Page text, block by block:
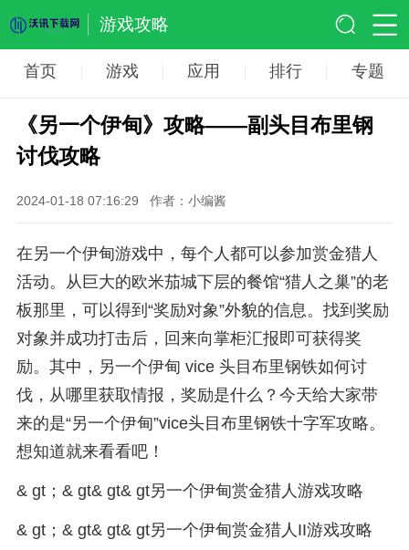
游戏攻略
首页 游戏 应用 排行 专题
《另一个伊甸》攻略——副头目布里钢
讨伐攻略
2024-01-18 07:16:29 作者：小编酱
在另一个伊甸游戏中，每个人都可以参加赏金猎人
活动。从巨大的欧米茄城下层的餐馆“猎人之巢”的老
板那里，可以得到“奖励对象”外貌的信息。找到奖励
对象并成功打击后，回来向掌柜汇报即可获得奖
励。其中，另一个伊甸 vice 头目布里钢铁如何讨
伐，从哪里获取情报，奖励是什么？今天给大家带
来的是“另一个伊甸”vice头目布里钢铁十字军攻略。
想知道就来看看吧！
& gt；& gt& gt& gt另一个伊甸赏金猎人游戏攻略
& gt；& gt& gt& gt另一个伊甸赏金猎人II游戏攻略